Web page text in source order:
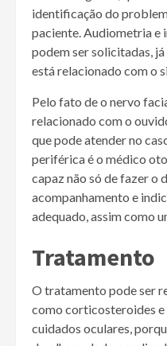
identificação do
paciente. Audiometria
podem ser solicitadas,
está relacionado com o
Pelo fato de o nervo
relacionado com o
que pode atender no
periférica é o médico
capaz não só de fazer o
acompanhamento e
adequado, assim como
Tratamento
O tratamento pode ser
como corticosteroides e
cuidados oculares,